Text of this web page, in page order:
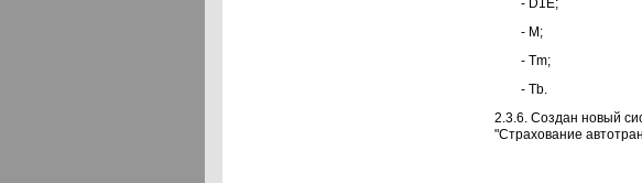
- D1E;
- M;
- Tm;
- Tb.
2.3.6. Создан новый
"Страхование